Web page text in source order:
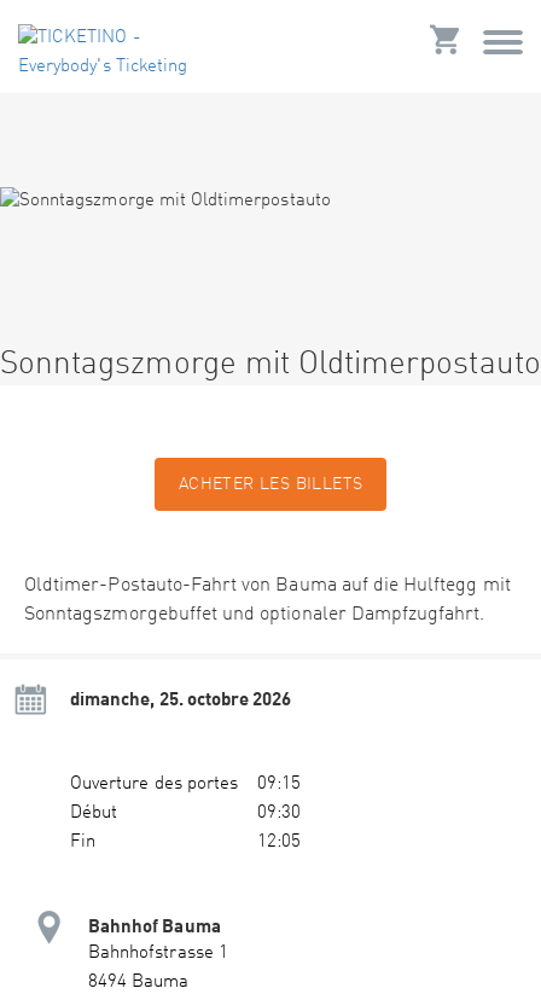
Sonntagszmorge mit Oldtimerpostauto
ACHETER LES BILLETS
Oldtimer-Postauto-Fahrt von Bauma auf die Hulftegg mit
Sonntagszmorgebuffet und optionaler Dampfzugfahrt.
dimanche, 25. octobre 2026
Ouverture des portes
09:15
Début
09:30
Fin
12:05
Bahnhof Bauma
Bahnhofstrasse 1
8494 Bauma